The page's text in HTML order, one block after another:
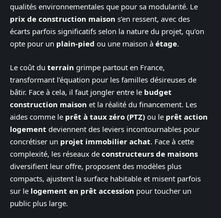
qualités environnementales que pour sa modularité. Le
prix de construction maison s’en ressent, avec des
écarts parfois significatifs selon la nature du projet, qu’on
opte pour un plain-pied ou une maison à étage.
Le coût du terrain grimpe partout en France,
transformant l’équation pour les familles désireuses de
bâtir. Face à cela, il faut jongler entre le budget
construction maison et la réalité du financement. Les
aides comme le prêt à taux zéro (PTZ) ou le prêt action
logement deviennent des leviers incontournables pour
concrétiser un projet immobilier achat. Face à cette
complexité, les réseaux de constructeurs de maisons
diversifient leur offre, proposent des modèles plus
compacts, ajustent la surface habitable et misent parfois
sur le logement en prêt accession pour toucher un
public plus large.